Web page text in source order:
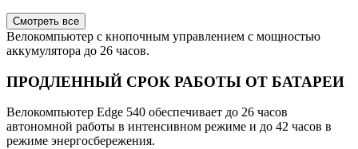
Смотреть все
Велокомпьютер с кнопочным управлением с мощностью
аккумулятора до 26 часов.
ПРОДЛЕННЫЙ СРОК РАБОТЫ ОТ БАТАРЕИ
Велокомпьютер Edge 540 обеспечивает до 26 часов
автономной работы в интенсивном режиме и до 42 часов в
режиме энергосбережения.